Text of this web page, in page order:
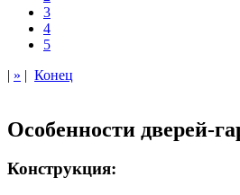
3
4
5
| » | Конец
Особенности дверей-
Конструкция: